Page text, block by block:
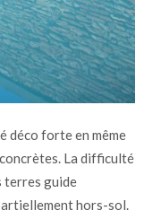
déco forte en même
La difficulté
terres guide
hors-sol.